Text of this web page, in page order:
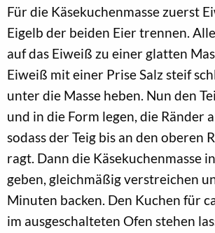
Für die Käsekuchenmasse zuerst
Eigelb der beiden Eier trennen.
auf das Eiweiß zu einer glatten
Eiweiß mit einer Prise Salz steif
unter die Masse heben. Nun den
und in die Form legen, die Ränder
sodass der Teig bis an den oberen
ragt. Dann die Käsekuchenmasse
geben, gleichmäßig verstreichen
Minuten backen. Den Kuchen für
im ausgeschalteten Ofen stehen